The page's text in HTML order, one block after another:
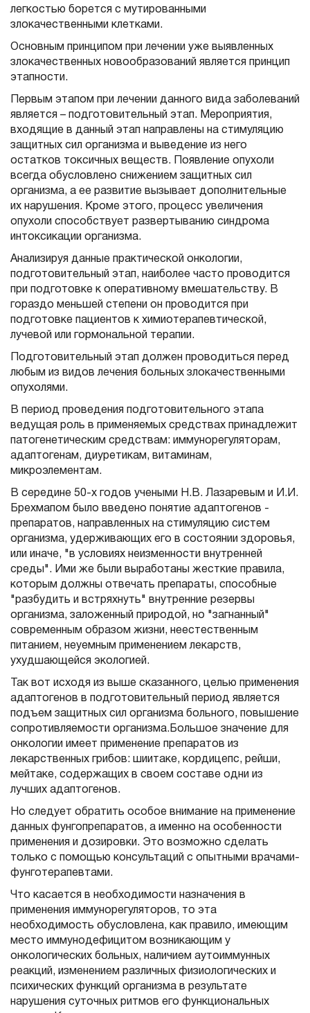
легкостью борется с мутированными
злокачественными клетками.
Основным принципом при лечении уже выявленных
злокачественных новообразований является принцип
этапности.
Первым этапом при лечении данного вида заболеваний
является – подготовительный этап. Мероприятия,
входящие в данный этап направлены на стимуляцию
защитных сил организма и выведение из него
остатков токсичных веществ. Появление опухоли
всегда обусловлено снижением защитных сил
организма, а ее развитие вызывает дополнительные
их нарушения. Кроме этого, процесс увеличения
опухоли способствует развертыванию синдрома
интоксикации организма.
Анализируя данные практической онкологии,
подготовительный этап, наиболее часто проводится
при подготовке к оперативному вмешательству. В
гораздо меньшей степени он проводится при
подготовке пациентов к химиотерапевтической,
лучевой или гормональной терапии.
Подготовительный этап должен проводиться перед
любым из видов лечения больных злокачественными
опухолями.
В период проведения подготовительного этапа
ведущая роль в применяемых средствах принадлежит
патогенетическим средствам: иммунорегуляторам,
адаптогенам, диуретикам, витаминам,
микроэлементам.
В середине 50-х годов учеными Н.В. Лазаревым и И.И.
Брехмапом было введено понятие адаптогенов -
препаратов, направленных на стимуляцию систем
организма, удерживающих его в состоянии здоровья,
или иначе, "в условиях неизменности внутренней
среды". Ими же были выработаны жесткие правила,
которым должны отвечать препараты, способные
"разбудить и встряхнуть" внутренние резервы
организма, заложенный природой, но "загнанный"
современным образом жизни, неестественным
питанием, неуемным применением лекарств,
ухудшающейся экологией.
Так вот исходя из выше сказанного, целью применения
адаптогенов в подготовительный период является
подъем защитных сил организма больного, повышение
сопротивляемости организма.Большое значение для
онкологии имеет применение препаратов из
лекарственных грибов: шиитаке, кордицепс, рейши,
мейтаке, содержащих в своем составе одни из
лучших адаптогенов.
Но следует обратить особое внимание на применение
данных фунгопрепаратов, а именно на особенности
применения и дозировки. Это возможно сделать
только с помощью консультаций с опытными врачами-
фунготерапевтами.
Что касается в необходимости назначения в
применения иммунорегуляторов, то эта
необходимость обусловлена, как правило, имеющим
место иммунодефицитом возникающим у
онкологических больных, наличием аутоиммунных
реакций, изменением различных физиологических и
психических функций организма в результате
нарушения суточных ритмов его функциональных